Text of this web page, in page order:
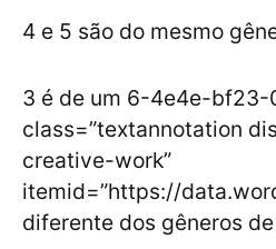
4 e 5 são do mesmo
3 é de um 6-4e4e-bf23-
class=”textannotation
creative-work”
itemid=”https://
diferente dos gêneros de